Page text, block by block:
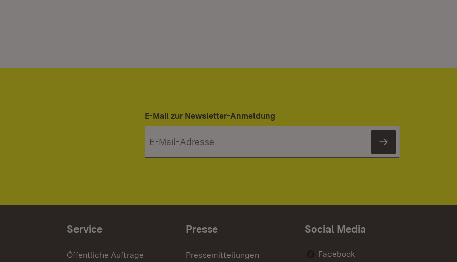
E-Mail zur Newsletter-Anmeldung
Newsletter
Service
Öffentliche Aufträge
Presse
Pressemitteilungen
Social Media
Facebook